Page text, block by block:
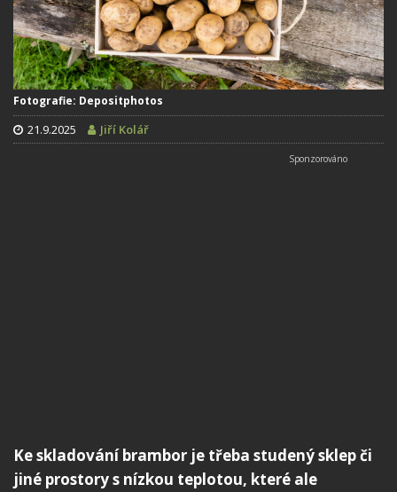
Fotografie: Depositphotos
21.9.2025 Jiří Kolář
Ke skladování brambor je třeba studený sklep či
jiné prostory s nízkou teplotou, které ale